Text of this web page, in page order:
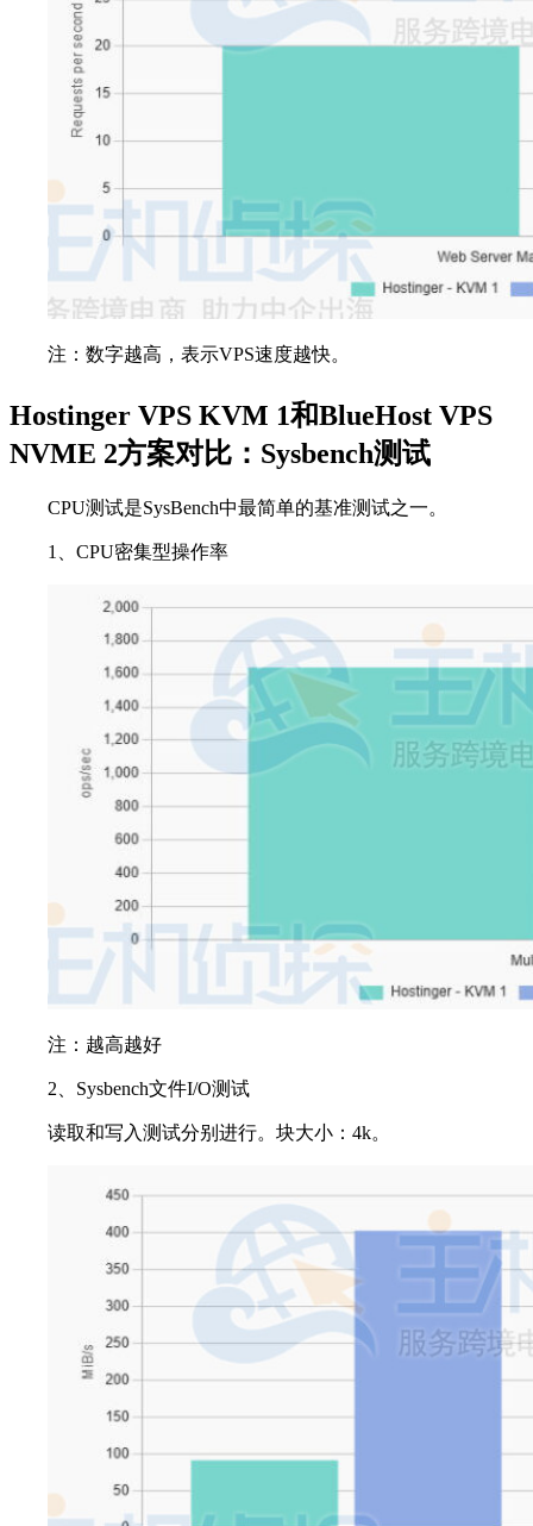
注：数字越高，表示VPS速度越快。
Hostinger VPS KVM 1和BlueHost VPS
NVME 2方案对比：Sysbench测试
CPU测试是SysBench中最简单的基准测试之一。
1、CPU密集型操作率
注：越高越好
2、Sysbench文件I/O测试
读取和写入测试分别进行。块大小：4k。